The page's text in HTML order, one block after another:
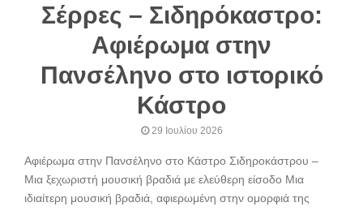
Σέρρες – Σιδηρόκαστρο:
Αφιέρωμα στην
Πανσέληνο στο ιστορικό
Κάστρο
29 Ιουλίου 2026
Αφιέρωμα στην Πανσέληνο στο Κάστρο Σιδηροκάστρου –
Μια ξεχωριστή μουσική βραδιά με ελεύθερη είσοδο Μια
ιδιαίτερη μουσική βραδιά, αφιερωμένη στην ομορφιά της